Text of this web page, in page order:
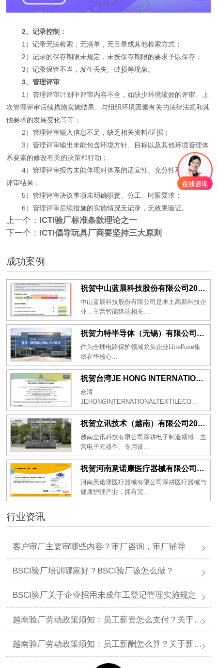
2、记录控制：
1）记录无法检索，无清单，无目录或其他检索方式；
2）记录的保存期限未规定，未按保存期限的要求予以保存；
3）记录保管不当，发生丢失、破损等现象。
3、管理评审
1）管理评审计划中评审内容不全，如缺少环境绩效的评审、上
次管理评审后续措施实施结果、与组织环境因素有关的法律法规和其
他要求的发展变化等等；
2）管理评审输入信息不足，缺乏相关资料/证据；
3）管理评审输出未能包含环境方针、目标以及其他环境管理体
系要素的修改有关的决策和行动；
4）管理评审报告未能体现对体系的适宜性、充分性和有效性的
评审结果；
5）管理评审决议事项未明确职责、分工、时限要求；
6）管理评审后续措施的实施情况无记录，无效果验证。
上一个： ICTI验厂标准条款理论之一
下一个： ICTI倡导玩具厂商要坚持三大原则
成功案例
祝贺中山蓝晨科技股份有限公司2026年一次性成功通过BSCI验厂-B级
中山蓝晨科技股份有限公司是本土高新科技企
业，主营智能终端相关...
祝贺力特半导体（无锡）有限公司2026年一次性成功通过RBA-VAP认证审核并取得170.2分
作为全球电路保护领域龙头企业Littelfuse集
团在华核心...
祝贺台湾JE HONG INTERNATIONAL TEXTILE CO., LTD 2026年一次性成功通过GRS认证
台湾
JEHONGINTERNATIONALTEXTILECO...
祝贺立讯技术（越南）有限公司2026年一次性成功通过RBA-VAP审核获得金牌评级！
越南立讯科技有限公司深耕电子制造领域，主
营电子元器件、专用设...
祝贺河南意诺康医疗器械有限公司2026年一次性成功通过GMP认证
河南意诺康医疗器械有限公司深耕医疗器械与
健康护理产业，拥有完...
行业资讯
客户审厂主要审哪些内容？审厂咨询，审厂辅导
BSCI验厂培训哪家好？BSCI验厂该怎么做？
BSCI验厂关于企业招用未成年工登记管理实施规定
越南验厂劳动政策须知：员工薪资怎么支付？关于薪资支付有哪些规定呢？
越南验厂劳动政策须知：员工薪酬怎么算？关于薪酬有哪些规定呢？​